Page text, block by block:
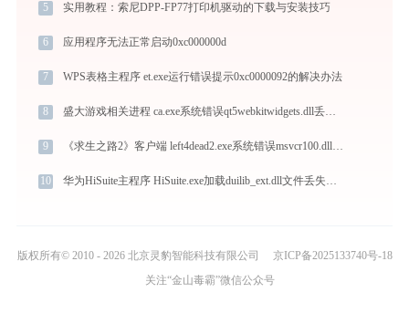
5 实用教程：索尼DPP-FP77打印机驱动的下载与安装技巧
6 应用程序无法正常启动0xc000000d
7 WPS表格主程序 et.exe运行错误提示0xc0000092的解决办法
8 盛大游戏相关进程 ca.exe系统错误qt5webkitwidgets.dll丢失如何解决
9 《求生之路2》客户端 left4dead2.exe系统错误msvcr100.dll丢失如何解决
10 华为HiSuite主程序 HiSuite.exe加载duilib_ext.dll文件丢失处理办法
版权所有© 2010 - 2026 北京灵豹智能科技有限公司
京ICP备2025133740号-18
关注“金山毒霸”微信公众号